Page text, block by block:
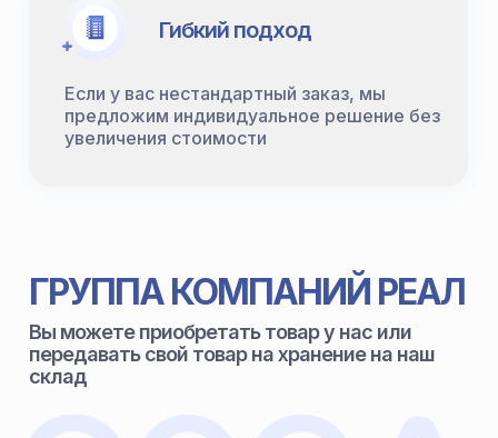
Гибкий подход
Если у вас нестандартный заказ, мы
предложим индивидуальное решение без
увеличения стоимости
ГРУППА КОМПАНИЙ РЕАЛ
Вы можете приобретать товар у нас или
передавать свой товар на хранение на наш
склад